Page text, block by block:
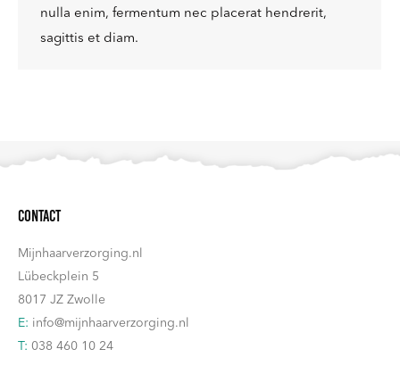
nulla enim, fermentum nec placerat hendrerit,
sagittis et diam.
Contact
Mijnhaarverzorging.nl
Lübeckplein 5
8017 JZ Zwolle
E: info@mijnhaarverzorging.nl
T: 038 460 10 24